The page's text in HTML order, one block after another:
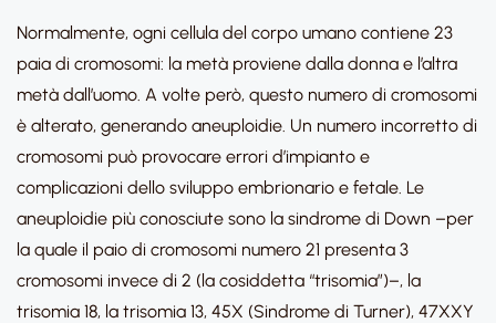
Normalmente, ogni cellula del corpo umano contiene 23
paia di cromosomi: la metà proviene dalla donna e l’altra
metà dall’uomo. A volte però, questo numero di cromosomi
è alterato, generando aneuploidie. Un numero incorretto di
cromosomi può provocare errori d’impianto e
complicazioni dello sviluppo embrionario e fetale. Le
aneuploidie più conosciute sono la sindrome di Down –per
la quale il paio di cromosomi numero 21 presenta 3
cromosomi invece di 2 (la cosiddetta “trisomia”)–, la
trisomia 18, la trisomia 13, 45X (Sindrome di Turner), 47XXY